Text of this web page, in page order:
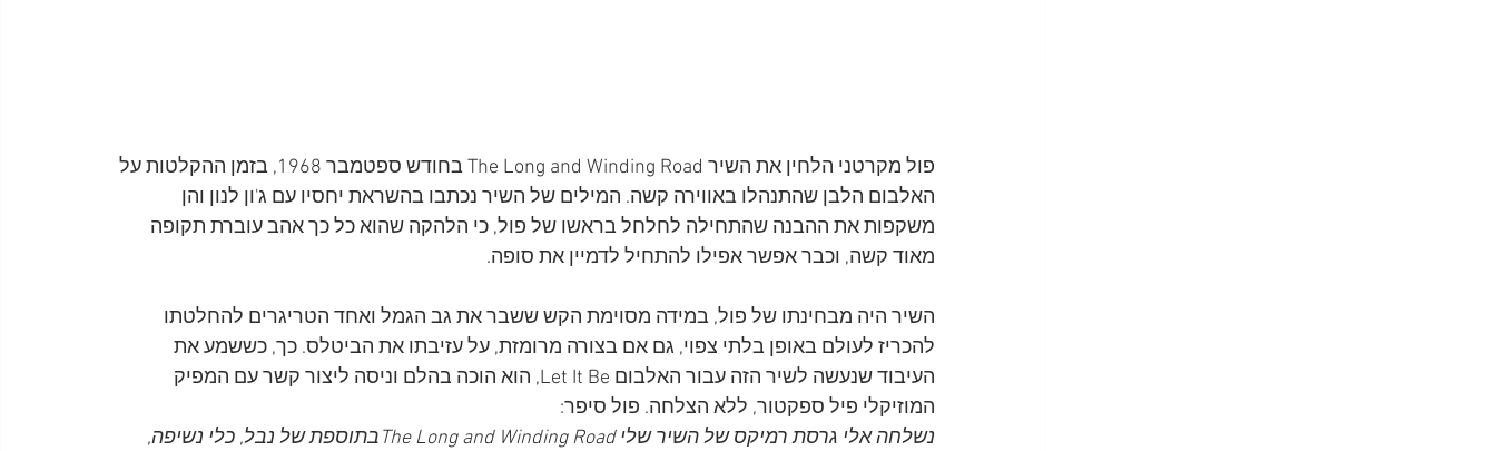
פול מקרטני הלחין את השיר The Long and Winding Road בחודש ספטמבר 1968, בזמן ההקלטות על
האלבום הלבן שהתנהלו באווירה קשה. המילים של השיר נכתבו בהשראת יחסיו עם ג'ון לנון והן
משקפות את ההבנה שהתחילה לחלחל בראשו של פול, כי הלהקה שהוא כל כך אהב עוברת תקופה
מאוד קשה, וכבר אפשר אפילו להתחיל לדמיין את סופה.
השיר היה מבחינתו של פול, במידה מסוימת הקש ששבר את גב הגמל ואחד הטריגרים להחלטתו
להכריז לעולם באופן בלתי צפוי, גם אם בצורה מרומזת, על עזיבתו את הביטלס. כך, כששמע את
העיבוד שנעשה לשיר הזה עבור האלבום Let It Be, הוא הוכה בהלם וניסה ליצור קשר עם המפיק
המוזיקלי פיל ספקטור, ללא הצלחה. פול סיפר:
נשלחה אלי גרסת רמיקס של השיר שלי The Long and Winding Roadבתוספת של נבל, כלי נשיפה,